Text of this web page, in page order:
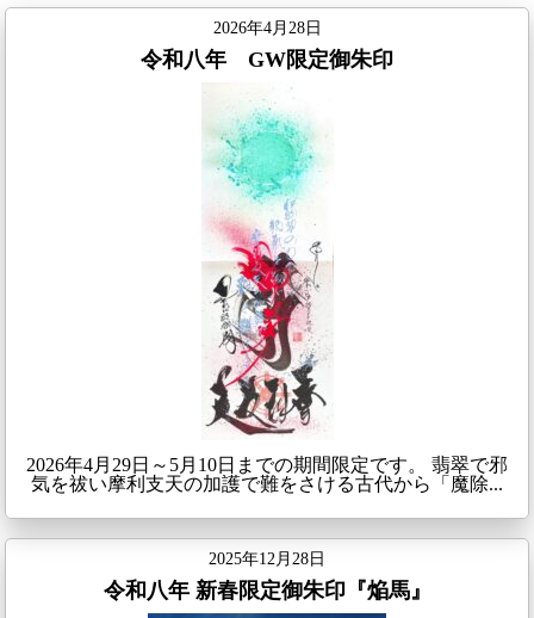
2026年4月28日
令和八年 GW限定御朱印
2026年4月29日～5月10日までの期間限定です。 翡翠で邪
気を祓い摩利支天の加護で難をさける古代から「魔除...
2025年12月28日
令和八年 新春限定御朱印『焔馬』